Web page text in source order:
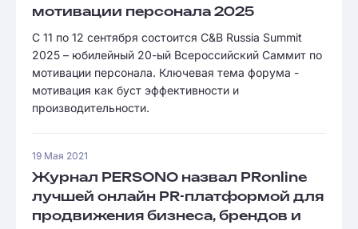
мотивации персонала 2025
С 11 по 12 сентября состоится C&B Russia Summit
2025 – юбилейный 20-ый Всероссийский Саммит по
мотивации персонала. Ключевая тема форума -
мотивация как буст эффективности и
производительности.
19 Мая 2021
Журнал PERSONO назвал PRonline
лучшей онлайн PR-платформой для
продвижения бизнеса, брендов и